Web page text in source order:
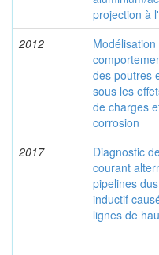
projection à
2012
Modélisation
des poutres
sous les
de charges
corrosion
2017
Diagnostic
courant
pipelines
inductif
lignes de